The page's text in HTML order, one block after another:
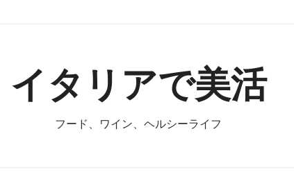
イタリアで美活
フード、ワイン、ヘルシーライフ